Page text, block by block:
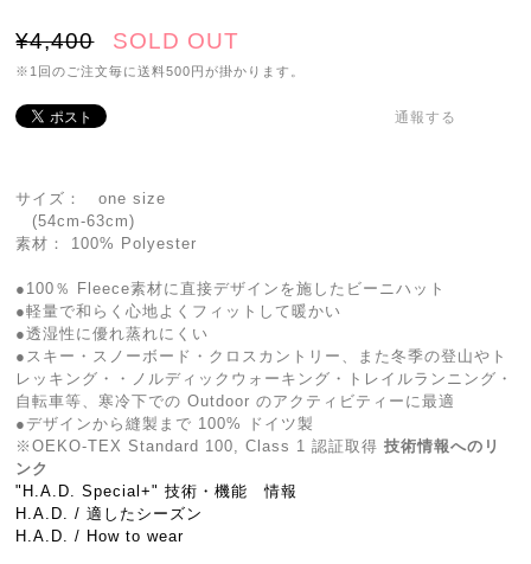
¥4,400 SOLD OUT
※1回のご注文毎に送料500円が掛かります。
通報する
サイズ： one size
(54cm-63cm)
素材： 100% Polyester
●100％ Fleece素材に直接デザインを施したビーニハット
●軽量で和らく心地よくフィットして暖かい
●透湿性に優れ蒸れにくい
●スキー・スノーボード・クロスカントリー、また冬季の登山やト
レッキング・・ノルディックウォーキング・トレイルランニング・
自転車等、寒冷下での Outdoor のアクティビティーに最適
●デザインから縫製まで 100% ドイツ製
※OEKO-TEX Standard 100, Class 1 認証取得技術情報へのリ
ンク
"H.A.D. Special+" 技術・機能 情報
H.A.D. / 適したシーズン
H.A.D. / How to wear